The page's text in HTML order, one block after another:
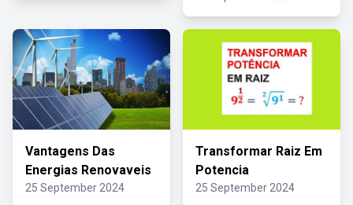
Vantagens Das
Energias Renovaveis
25 September 2024
Transformar Raiz Em
Potencia
25 September 2024